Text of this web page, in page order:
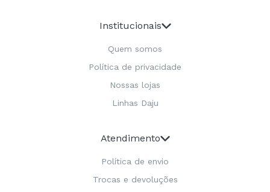
Institucionais
Quem somos
Política de privacidade
Nossas lojas
Linhas Daju
Atendimento
Política de envio
Trocas e devoluções